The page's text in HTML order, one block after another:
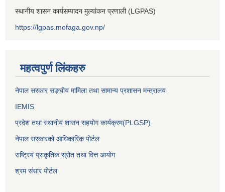
स्थानीय शासन कार्यसम्पादन मुल्यांकन प्रणाली (LGPAS)
https://lgpas.mofaga.gov.np/
महत्वपुर्ण लिंकहरु
नेपाल सरकार सङ्घीय मामिला तथा सामान्य प्रशासन मन्त्रालय
IEMIS
प्रदेश तथा स्थानीय शासन सहयोग कार्यक्रम(PLGSP)
नेपाल सरकारको आधिकारिक पोर्टल
राष्ट्रिय प्राकृतिक स्रोत तथा वित्त आयोग
श्रम संसार पोर्टल